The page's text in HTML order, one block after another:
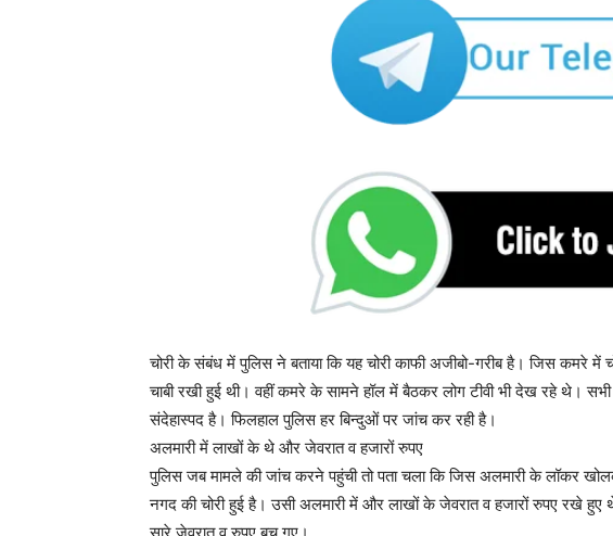
चोरी के संबंध में पुलिस ने बताया कि यह चोरी काफी अजीबो-गरीब है। जिस कमरे में
चाबी रखी हुई थी। वहीं कमरे के सामने हॉल में बैठकर लोग टीवी भी देख रहे थे। सभी
संदेहास्पद है। फिलहाल पुलिस हर बिन्दुओं पर जांच कर रही है।
अलमारी में लाखों के थे और जेवरात व हजारों रुपए
पुलिस जब मामले की जांच करने पहुंची तो पता चला कि जिस अलमारी के लॉकर
नगद की चोरी हुई है। उसी अलमारी में और लाखों के जेवरात व हजारों रुपए रखे